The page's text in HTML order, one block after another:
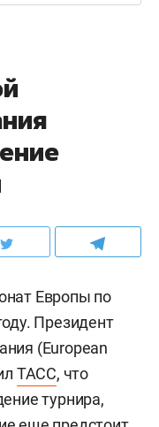
Европы по
Президент
(European
ТАСС, что
турнира,